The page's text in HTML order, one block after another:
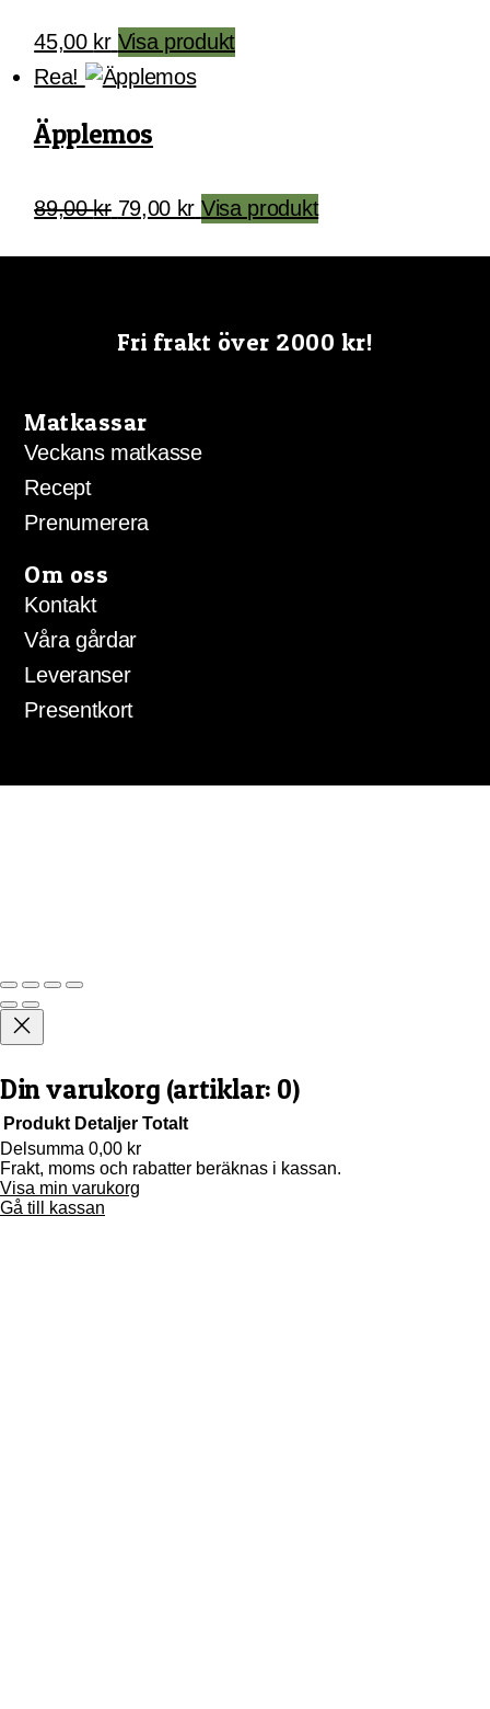
45,00 kr Visa produkt
Rea!
Äpplemos
89,00kr Det
priset
79,00 krDet
priset
Visa produkt
Fri frakt över 2000 kr!
Matkassar
Veckans matkasse
Recept
Prenumerera
Om oss
Kontakt
Våra gårdar
Leveranser
Presentkort
Din varukorg (artiklar: 0)
Produkter
i
Produkt Detaljer Totalt
Delsumma 0,00 kr
Frakt, moms och rabatter beräknas i kassan.
Visa min varukorg
Gå till kassan